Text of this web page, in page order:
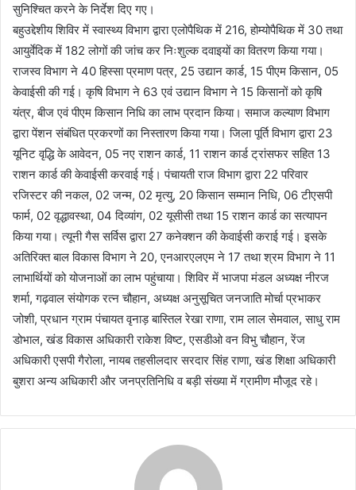
सुनिश्चित करने के निर्देश दिए गए।
बहुउद्देशीय शिविर में स्वास्थ्य विभाग द्वारा एलोपैथिक में 216, होम्योपैथिक में 30 तथा
आयुर्वेदिक में 182 लोगों की जांच कर निःशुल्क दवाइयों का वितरण किया गया।
राजस्व विभाग ने 40 हिस्सा प्रमाण पत्र, 25 उद्यान कार्ड, 15 पीएम किसान, 05
केवाईसी की गई। कृषि विभाग ने 63 एवं उद्यान विभाग ने 15 किसानों को कृषि
यंत्र, बीज एवं पीएम किसान निधि का लाभ प्रदान किया। समाज कल्याण विभाग
द्वारा पेंशन संबंधित प्रकरणों का निस्तारण किया गया। जिला पूर्ति विभाग द्वारा 23
यूनिट वृद्धि के आवेदन, 05 नए राशन कार्ड, 11 राशन कार्ड ट्रांसफर सहित 13
राशन कार्ड की केवाईसी करवाई गई। पंचायती राज विभाग द्वारा 22 परिवार
रजिस्टर की नकल, 02 जन्म, 02 मृत्यु, 20 किसान सम्मान निधि, 06 टीएसपी
फार्म, 02 वृद्धावस्था, 04 दिव्यांग, 02 यूसीसी तथा 15 राशन कार्ड का सत्यापन
किया गया। त्यूनी गैस सर्विस द्वारा 27 कनेक्शन की केवाईसी कराई गई। इसके
अतिरिक्त बाल विकास विभाग ने 20, एनआरएलएम ने 17 तथा श्रम विभाग ने 11
लाभार्थियों को योजनाओं का लाभ पहुंचाया। शिविर में भाजपा मंडल अध्यक्ष नीरज
शर्मा, गढ़वाल संयोगक रत्न चौहान, अध्यक्ष अनुसूचित जनजाति मोर्चा प्रभाकर
जोशी, प्रधान ग्राम पंचायत वृनाड़ बास्तिल रेखा राणा, राम लाल सेमवाल, साधु राम
डोभाल, खंड विकास अधिकारी राकेश विष्ट, एसडीओ वन विभु चौहान, रेंज
अधिकारी एसपी गैरोला, नायब तहसीलदार सरदार सिंह राणा, खंड शिक्षा अधिकारी
बुशरा अन्य अधिकारी और जनप्रतिनिधि व बड़ी संख्या में ग्रामीण मौजूद रहे।